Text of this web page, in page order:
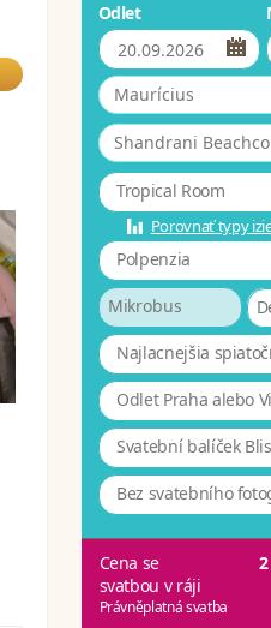
Odlet
Maurícius
Shandrani
Tropical Room
Porovnať typy
Polpenzia
Mikrobus
Najlacnejšia
Odlet Praha alebo
Svatební balíček
Bez svatebního
Cena se
svatbou v ráji
Právněplatná svatba